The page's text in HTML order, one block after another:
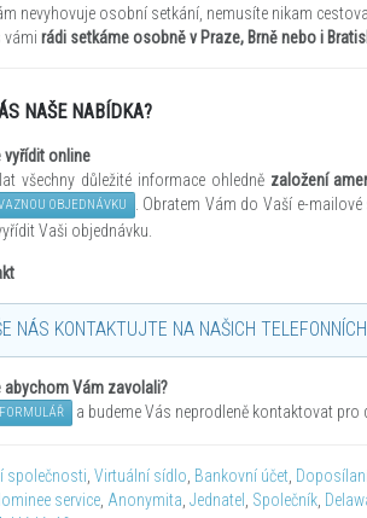
nevyhovuje osobní setkání, nemusíte nikam
vámi rádi setkáme osobně v Praze, Brně nebo i
NAŠE NABÍDKA?
vyříditonline
všechny důležité informace ohledně založení
OBJEDNÁVKU . Obratem Vám do Vaší e-
Vaši objednávku.
NÁS KONTAKTUJTE NA NAŠICH
abychom Vám zavolali?
a budeme Vás neprodleně kontaktovat pro
společnosti, Virtuální sídlo, Bankovní účet,
service, Anonymita, Jednatel , Společník,